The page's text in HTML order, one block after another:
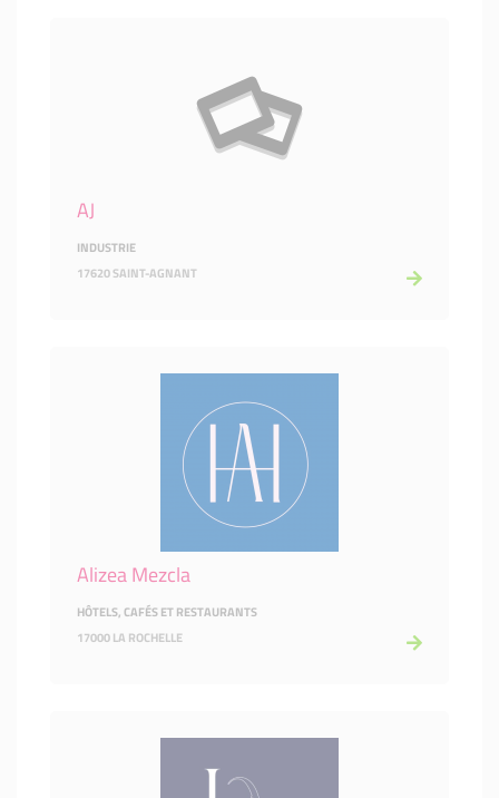
AJ
INDUSTRIE
17620 SAINT-AGNANT
Alizea Mezcla
HÔTELS, CAFÉS ET RESTAURANTS
17000 LA ROCHELLE